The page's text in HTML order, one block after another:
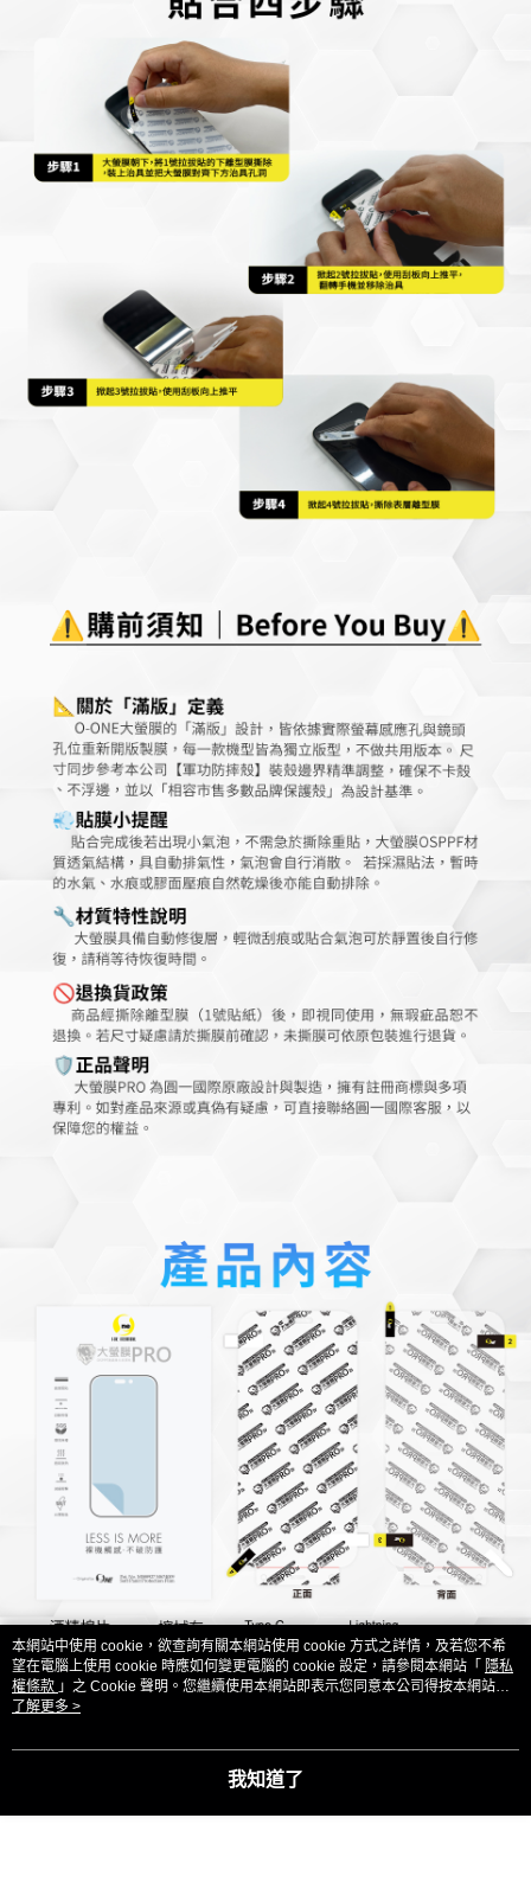
本網站中使用 cookie，欲查詢有關本網站使用 cookie 方式之詳情，及若您不希
望在電腦上使用 cookie 時應如何變更電腦的 cookie 設定，請參閱本網站「 隱私
權條款 」之 Cookie 聲明。您繼續使用本網站即表示您同意本公司得按本網站使
用條款之 Cookie 聲明使用 cookie。
了解更多 >
我知道了